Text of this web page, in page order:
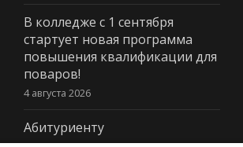
В колледже с 1 сентября
стартует новая программа
повышения квалификации для
поваров!
4 августа 2026
Абитуриенту